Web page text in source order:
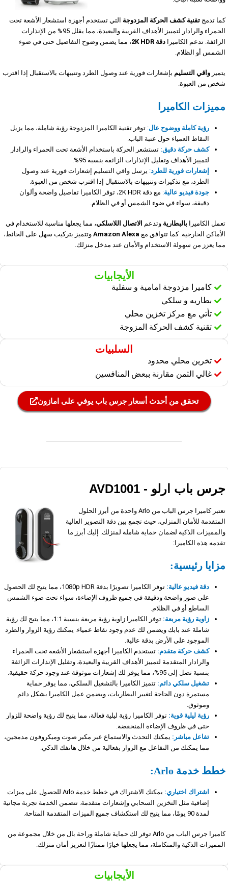
كما تدمج تقنية كشف الحركة المزدوجة التي تستخدم أجهزة استشعار الأشعة تحت
الحمراء والرادار لتمييز الأهداف القريبة والبعيدة، مما يقلل 95% من الإنذارات
الزائفة. تدعم الكاميرا دقة 2K HDR
، مما يضمن وضوح التفاصيل حتى في ضوء
الشمس أو الظلام.
يتميز واقي التسليم بإشعارات فورية عند وصول الطرد وتنبيهات بالاستقبال إذا اقترب
شخص من العبوة.
مميزات الكاميرا
رؤية كاملة ووضوح عال: توفر تقنية الكاميرا المزدوجة رؤية شاملة، مما يزيل
النقاط العمياء حول عتبة الباب.
كشف حركة دقيق: تستشعر الحركة باستخدام الأشعة تحت الحمراء والرادار
لتمييز الأهداف وتقليل الإنذارات الزائفة بنسبة 95%.
إشعارات فورية للطرد: يرسل واقي التسليم إشعارات فورية عند وصول
الطرد، مع تذكيرات وتنبيهات بالاستقبال إذا اقترب شخص من العبوة.
جودة فيديو عالية:
مع دقة 2K HDR، توفر الكاميرا تفاصيل واضحة وألوان
دقيقة، سواء في ضوء الشمس أو في الظلام.
تعمل الكاميرا بالبطارية وتدعم الاتصال اللاسلكي، مما يجعلها مناسبة للاستخدام في
الأماكن الخارجية. كما تتوافق مع Amazon Alexa وتتميز بتركيب سهل على الحائط،
مما يعزز من سهولة الاستخدام والأمان عند مدخل منزلك.
الأيجابيات
كاميرا مزدوجة امامية و سفلية
بطاريه و سلكي
تأتي مع مركز تخزين محلي
تقنية كشف الحركة المزوجة
السلبيات
تخرين محلي محدود
غالي الثمن مقارنة ببعض المنافسين
تحقق من أحدث أسعار جرس باب يوفي على امازون
جرس باب ارلو - AVD1001​
تعتبر كاميرا جرس الباب من Arlo واحدة من أبرز الحلول
المتقدمة للأمان المنزلي، حيث تجمع بين دقة التصوير العالية
والمميزات الذكية لضمان حماية شاملة لمنزلك. إليك أبرز ما
تقدمه هذه الكاميرا:
مزايا رئيسية:
دقة فيديو عالية:
توفر الكاميرا تصويرًا بدقة 1080p HDR، مما يتيح لك الحصول
على صور واضحة ودقيقة في جميع ظروف الإضاءة، سواء تحت ضوء الشمس
الساطع أو في الظلام.
زاوية رؤية مربعة:
توفر الكاميرا زاوية رؤية مربعة بنسبة 1:1، مما يتيح لك رؤية
شاملة عند بابك ويضمن لك عدم وجود نقاط عمياء. يمكنك رؤية الزوار والطرد
الموجود على الأرض بدقة عالية.
كشف حركة متقدم: تستخدم الكاميرا أجهزة استشعار الأشعة تحت الحمراء
والرادار المتقدمة لتمييز الأهداف القريبة والبعيدة، وتقليل الإنذارات الزائفة
بنسبة تصل إلى 95%، مما يوفر لك إشعارات موثوقة عند وجود حركة حقيقية.
تشغيل سلكي دائم: تتميز الكاميرا بالتشغيل السلكي، مما يوفر حماية
مستمرة دون الحاجة لتغيير البطاريات، ويضمن عمل الكاميرا بشكل دائم
وموثوق.
رؤية ليلية قوية: توفر الكاميرا رؤية ليلية فعالة، مما يتيح لك رؤية واضحة للزوار
حتى في ظروف الإضاءة المنخفضة.
تفاعل مباشر: يمكنك التحدث والاستماع عبر مكبر صوت وميكروفون مدمجين،
مما يمكنك من التفاعل مع الزوار بفعالية من خلال هاتفك الذكي.
خطط خدمة Arlo:
اشتراك اختياري:
يمكنك الاشتراك في خطط خدمة Arlo للحصول على ميزات
إضافية مثل التخزين السحابي وإشعارات متقدمة. تتضمن الخدمة تجربة مجانية
لمدة 90 يومًا، مما يتيح لك استكشاف جميع الميزات المتقدمة المتاحة.
كاميرا جرس الباب من Arlo توفر لك حماية شاملة وراحة بال من خلال مجموعة من
المميزات الذكية والمتكاملة، مما يجعلها خيارًا ممتازًا لتعزيز أمان منزلك.
الأيجابيات